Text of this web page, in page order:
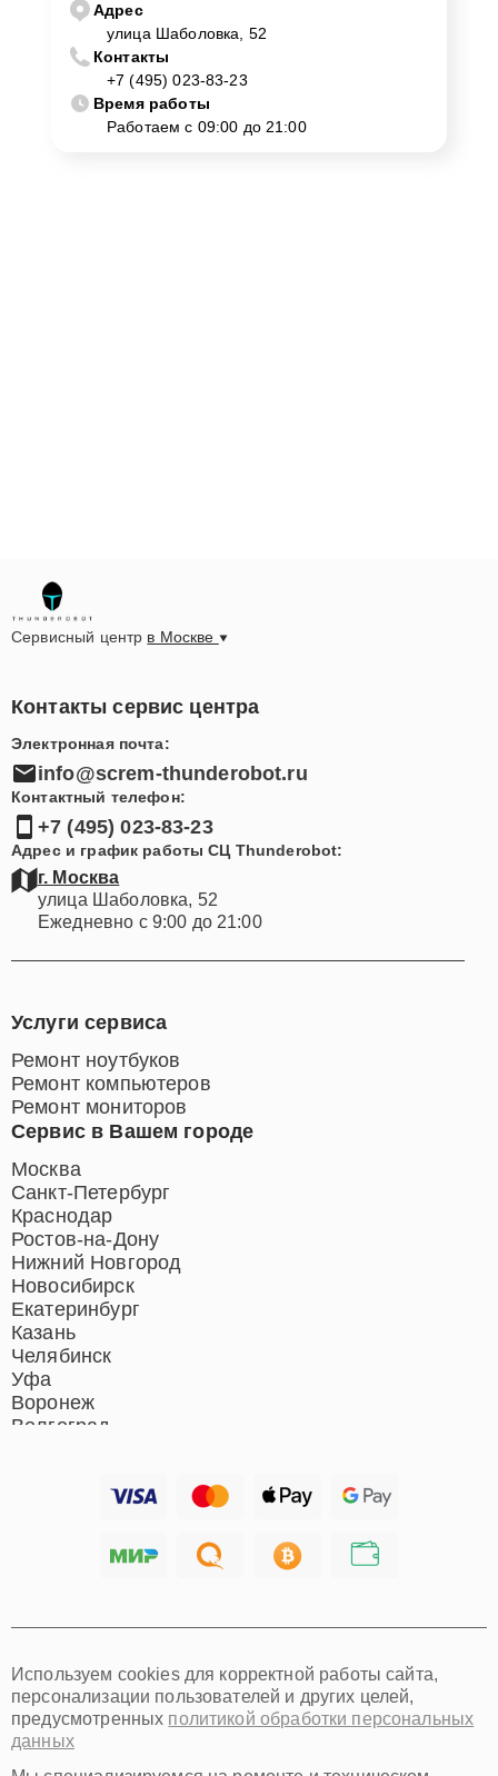
Адрес
улица Шаболовка, 52
Контакты
+7 (495) 023-83-23
Время работы
Работаем с 09:00 до 21:00
Сервисный центр в Москве
Контакты сервис центра
Электронная почта:
info@screm-thunderobot.ru
Контактный телефон:
+7 (495) 023-83-23
Адрес и график работы СЦ Thunderobot:
г. Москва
улица Шаболовка, 52
Ежедневно с 9:00 до 21:00
Сервис в Вашем городе
Москва
Санкт-Петербург
Краснодар
Ростов-на-Дону
Нижний Новгород
Новосибирск
Екатеринбург
Казань
Челябинск
Уфа
Воронеж
Волгоград
Хабаровск
Омск
Красноярск
Пермь
Ульяновск
Услуги сервиса
Ремонт ноутбуков
Ремонт компьютеров
Ремонт мониторов
Используем cookies для корректной работы сайта,
персонализации пользователей и других целей,
предусмотренных политикой обработки персональных
данных